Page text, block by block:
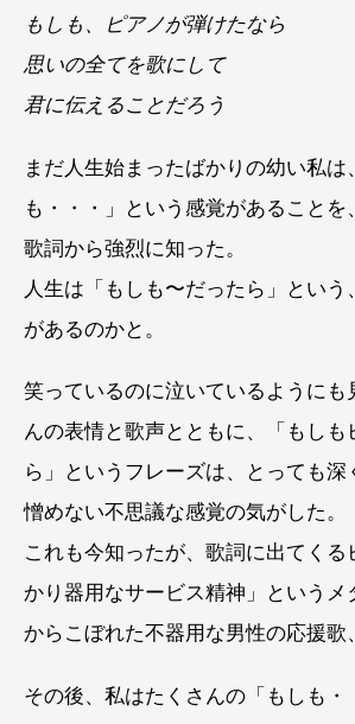
もしも、ピアノが弾けたなら
思いの全てを歌にして
君に伝えることだろう
まだ人生始まったばかりの幼い私は
も・・・」という感覚があることを
歌詞から強烈に知った。
人生は「もしも〜だったら」とい
があるのかと。
笑っているのに泣いているようにも
んの表情と歌声とともに、「もしも
ら」というフレーズは、とっても
憎めない不思議な感覚の気がした。
これも今知ったが、歌詞に出てくる
かり器用なサービス精神」というメ
からこぼれた不器用な男性の応援歌
その後、私はたくさんの「もしも・